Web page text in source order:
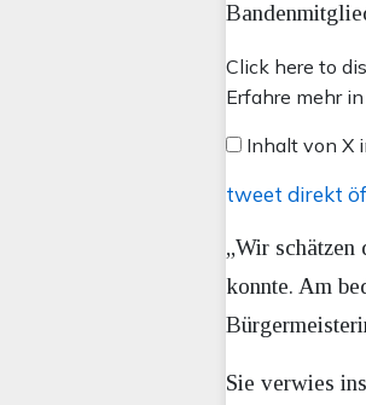
Inhalt
von
anzeigen
Click here to
Erfahre mehr
Inhalt von X
tweet direkt
„Wir schätzen
konnte. Am
Sie verwies